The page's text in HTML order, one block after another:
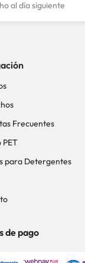
al día siguiente
Frecuentes
PET
para Detergentes
de pago